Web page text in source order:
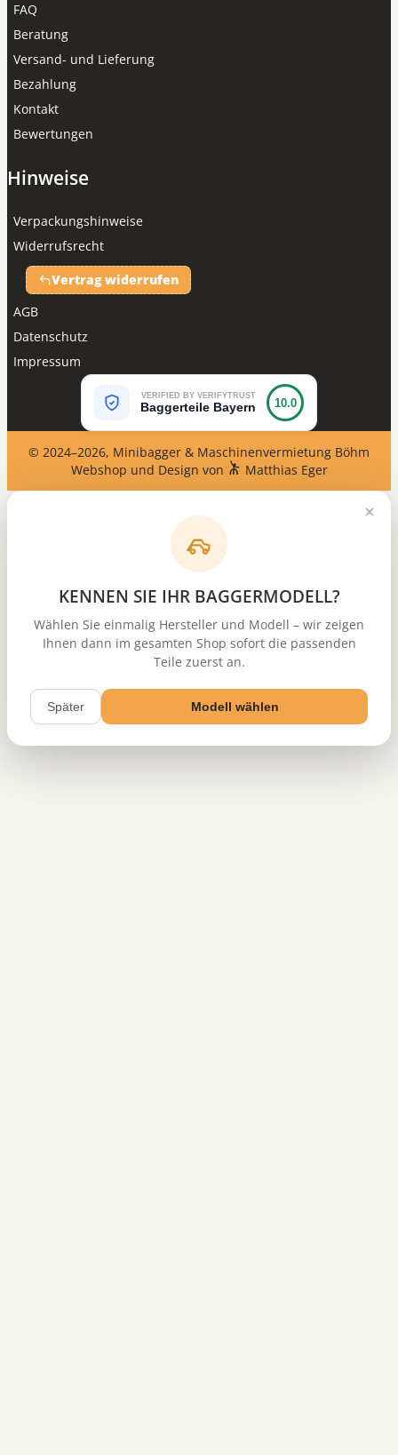
FAQ
Beratung
Versand- und Lieferung
Bezahlung
Kontakt
Bewertungen
Hinweise
Verpackungshinweise
Widerrufsrecht
Vertrag widerrufen
AGB
Datenschutz
Impressum
VERIFIED BY VERIFYTRUST
Baggerteile Bayern 10.0
© 2024–2026, Minibagger & Maschinenvermietung Böhm
Webshop und Design von
Matthias Eger
KENNEN SIE IHR BAGGERMODELL?
Wählen Sie einmalig Hersteller und Modell – wir zeigen
Ihnen dann im gesamten Shop sofort die passenden
Teile zuerst an.
Später Modell wählen